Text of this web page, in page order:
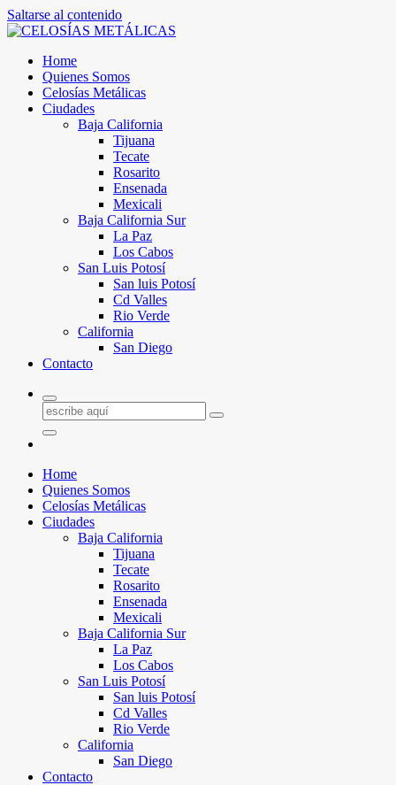
Saltarse al contenido
Home
Quienes Somos
Celosías Metálicas
Ciudades
Baja California
Tijuana
Tecate
Rosarito
Ensenada
Mexicali
Baja California Sur
La Paz
Los Cabos
San Luis Potosí
San luis Potosí
Cd Valles
Rio Verde
California
San Diego
Contacto
Home
Quienes Somos
Celosías Metálicas
Ciudades
Baja California
Tijuana
Tecate
Rosarito
Ensenada
Mexicali
Baja California Sur
La Paz
Los Cabos
San Luis Potosí
San luis Potosí
Cd Valles
Rio Verde
California
San Diego
Contacto